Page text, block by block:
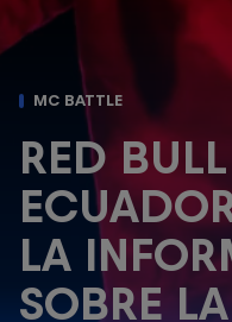
MC BATTLE
RED
LA
SOBRE